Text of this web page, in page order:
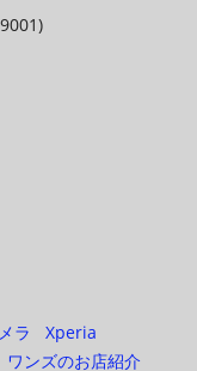
ラ
Xperia
ワンズのお店紹介